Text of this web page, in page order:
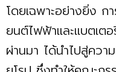
โดยเฉพาะอย่างยิ่ง
ยนต์ไฟฟ้าและแบตเต
ผ่านมา ได้นำไปสู่คว